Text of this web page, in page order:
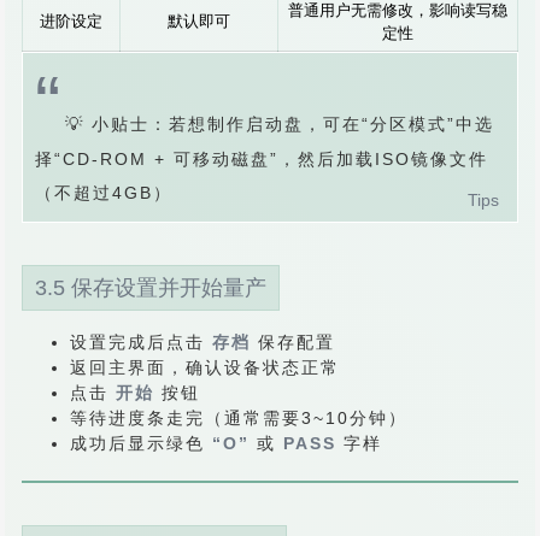
进阶设定 默认即可
普通用户无需修改，影响读写稳
定性
💡 小贴士：若想制作启动盘，可在“分区模式”中选
择“CD-ROM + 可移动磁盘”，然后加载ISO镜像文件
（不超过4GB）
3.5 保存设置并开始量产
设置完成后点击 存档 保存配置
返回主界面，确认设备状态正常
点击 开始 按钮
等待进度条走完（通常需要3~10分钟）
成功后显示绿色 “O” 或 PASS 字样